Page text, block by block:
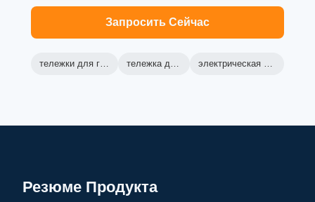
Запросить Сейчас
тележки для гольфа Green Machine тележка для гольфа Ranger электрическая тележка для гольфа lsv
Резюме Продукта